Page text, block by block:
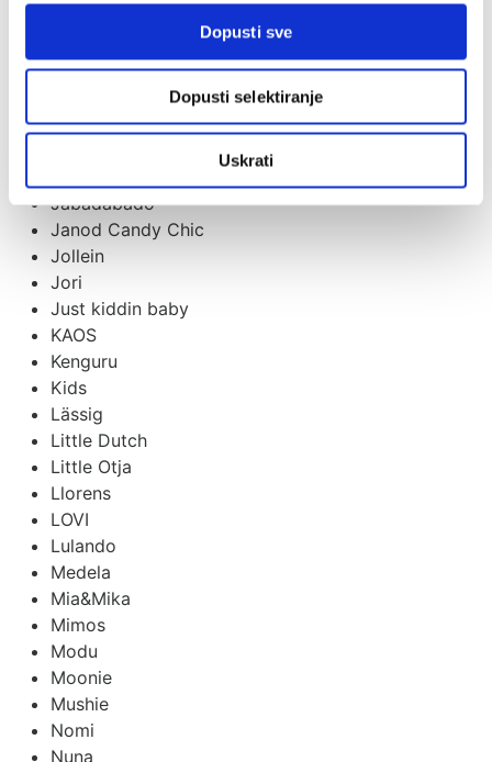
Dopusti sve
Dopusti selektiranje
Uskrati
Guca
iCandy
Jabadabado
Janod Candy Chic
Jollein
Jori
Just kiddin baby
KAOS
Kenguru
Kids
Lässig
Little Dutch
Little Otja
Llorens
LOVI
Lulando
Medela
Mia&Mika
Mimos
Modu
Moonie
Mushie
Nomi
Nuna